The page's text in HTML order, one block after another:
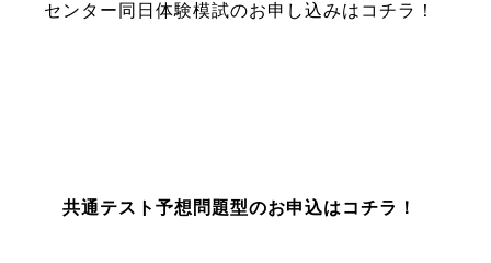
センター同日体験模試のお申し込みはコチラ！
共通テスト予想問題型のお申込はコチラ！